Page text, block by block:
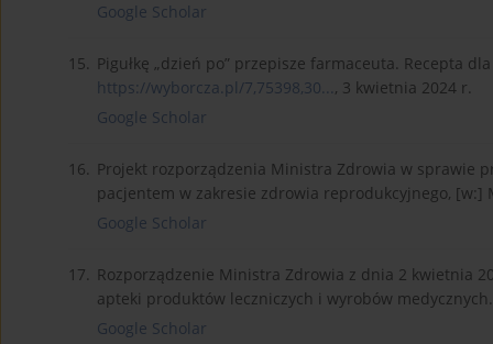
Google Scholar
15. Pigułkę „dzień po” przepisze farmaceuta. Recepta
https://wyborcza.pl/7,75398,30..., 3 kwietnia 2024 r.
Google Scholar
16. Projekt rozporządzenia Ministra Zdrowia w sprawie
pacjentem w zakresie zdrowia reprodukcyjnego, [w:]
Google Scholar
17. Rozporządzenie Ministra Zdrowia z dnia 2 kwietnia
apteki produktów leczniczych i wyrobów medycznych.
Google Scholar